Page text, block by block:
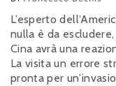
L’esperto
nulla è da
Cina avrà una
La visita un errore
pronta per